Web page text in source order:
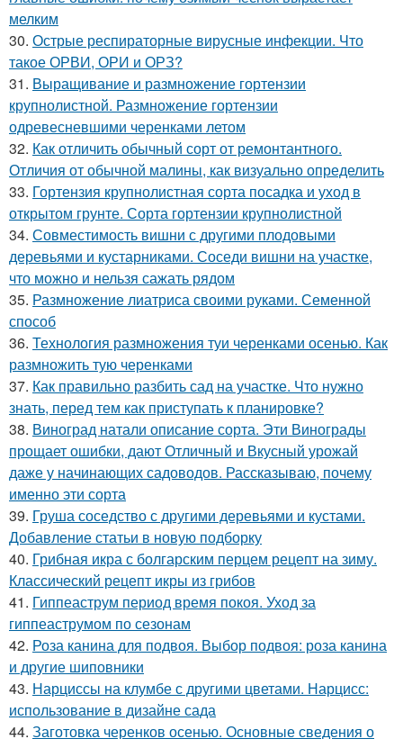
мелким
30. Острые респираторные вирусные инфекции. Что
такое ОРВИ, ОРИ и ОРЗ?
31. Выращивание и размножение гортензии
крупнолистной. Размножение гортензии
одревесневшими черенками летом
32. Как отличить обычный сорт от ремонтантного.
Отличия от обычной малины, как визуально определить
33. Гортензия крупнолистная сорта посадка и уход в
открытом грунте. Сорта гортензии крупнолистной
34. Совместимость вишни с другими плодовыми
деревьями и кустарниками. Соседи вишни на участке,
что можно и нельзя сажать рядом
35. Размножение лиатриса своими руками. Семенной
способ
36. Технология размножения туи черенками осенью. Как
размножить тую черенками
37. Как правильно разбить сад на участке. Что нужно
знать, перед тем как приступать к планировке?
38. Виноград натали описание сорта. Эти Винограды
прощает ошибки, дают Отличный и Вкусный урожай
даже у начинающих садоводов. Рассказываю, почему
именно эти сорта
39. Груша соседство с другими деревьями и кустами.
Добавление статьи в новую подборку
40. Грибная икра с болгарским перцем рецепт на зиму.
Классический рецепт икры из грибов
41. Гиппеаструм период время покоя. Уход за
гиппеаструмом по сезонам
42. Роза канина для подвоя. Выбор подвоя: роза канина
и другие шиповники
43. Нарциссы на клумбе с другими цветами. Нарцисс:
использование в дизайне сада
44. Заготовка черенков осенью. Основные сведения о